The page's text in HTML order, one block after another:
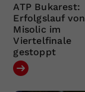
ATP Bukarest:
Erfolgslauf von
Misolic im
Viertelfinale
gestoppt